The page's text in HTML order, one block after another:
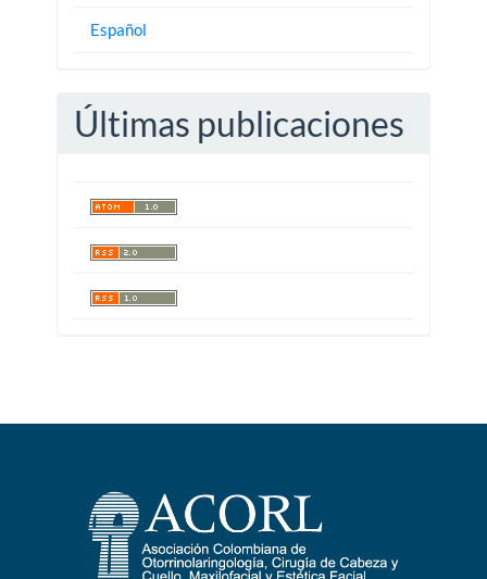
Español
Últimas publicaciones